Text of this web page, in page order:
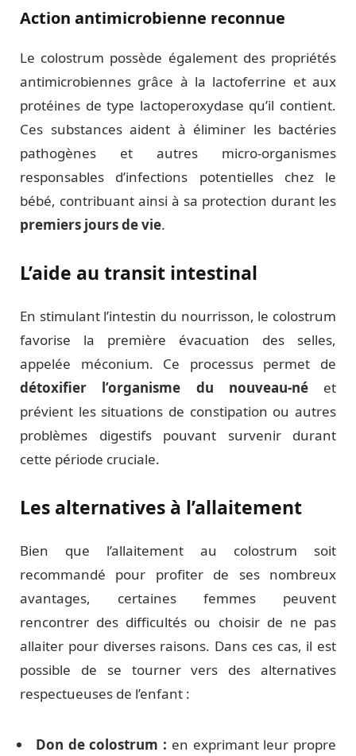
Action antimicrobienne reconnue
Le colostrum possède également des propriétés
antimicrobiennes grâce à la lactoferrine et aux
protéines de type lactoperoxydase qu’il contient.
Ces substances aident à éliminer les bactéries
pathogènes et autres micro-organismes
responsables d’infections potentielles chez le
bébé, contribuant ainsi à sa protection durant les
premiers jours de vie.
L’aide au transit intestinal
En stimulant l’intestin du nourrisson, le colostrum
favorise la première évacuation des selles,
appelée méconium. Ce processus permet de
détoxifier l’organisme du nouveau-néet
prévient les situations de constipation ou autres
problèmes digestifs pouvant survenir durant
cette période cruciale.
Les alternatives à l’allaitement
Bien que l’allaitement au colostrum soit
recommandé pour profiter de ses nombreux
avantages, certaines femmes peuvent
rencontrer des difficultés ou choisir de ne pas
allaiter pour diverses raisons. Dans ces cas, il est
possible de se tourner vers des alternatives
respectueuses de l’enfant :
Don de colostrum : en exprimant leur propre